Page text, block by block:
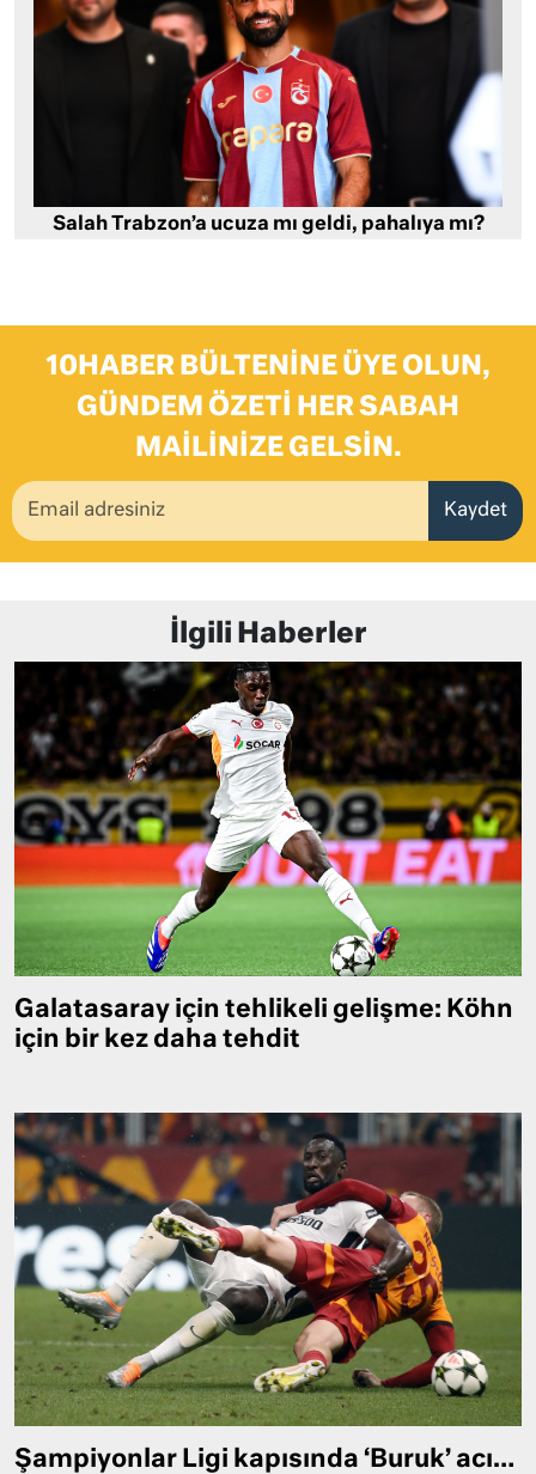
Salah Trabzon’a ucuza mı geldi, pahalıya mı?
10HABER BÜLTENINE ÜYE OLUN,
GÜNDEM ÖZETI HER SABAH
MAILINIZE GELSIN.
Kaydet
İlgili Haberler
Galatasaray için tehlikeli gelişme: Köhn
için bir kez daha tehdit
Şampiyonlar Ligi kapısında ‘Buruk’ acı…